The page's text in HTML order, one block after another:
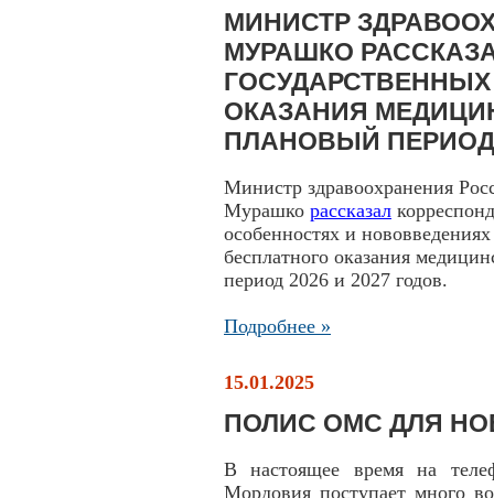
МИНИСТР
МУРАШКО
ОКАЗАНИЯ
ПЛАНОВЫЙ ПЕРИОД
Министр здравоохранения
Мурашко рассказал
особенностях и
бесплатного оказания
период 2026 и 2027 годов.
Подробнее »
15.01.2025
ПОЛИС ОМС ДЛЯ
В настоящее время на
Мордовия поступает много